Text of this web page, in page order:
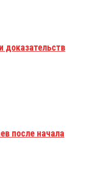
доказательств
после начала